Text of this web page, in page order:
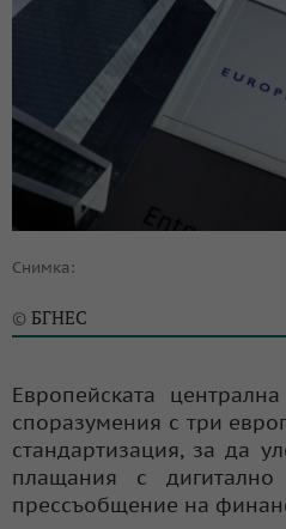
Снимка:
© БГНЕС
Европейската
споразумения с три
стандартизация, за да
плащания с
прессъобщение на